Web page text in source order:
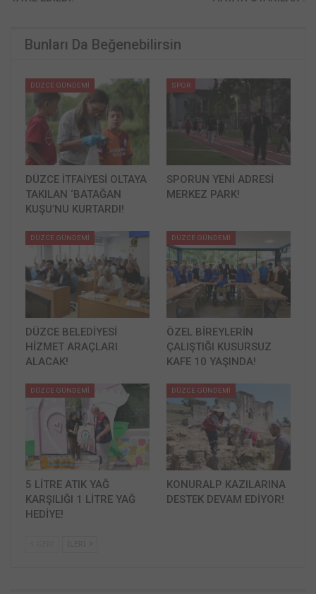
Bunları Da Beğenebilirsin
DÜZCE GÜNDEMİ
DÜZCE İTFAİYESİ OLTAYA
TAKILAN ‘BATAĞAN
KUŞU’NU KURTARDI!
SPOR
SPORUN YENİ ADRESİ
MERKEZ PARK!
DÜZCE GÜNDEMİ
DÜZCE BELEDİYESİ
HİZMET ARAÇLARI
ALACAK!
DÜZCE GÜNDEMİ
ÖZEL BİREYLERİN
ÇALIŞTIĞI KUSURSUZ
KAFE 10 YAŞINDA!
DÜZCE GÜNDEMİ
5 LİTRE ATIK YAĞ
KARŞILIĞI 1 LİTRE YAĞ
HEDİYE!
DÜZCE GÜNDEMİ
KONURALP KAZILARINA
DESTEK DEVAM EDİYOR!